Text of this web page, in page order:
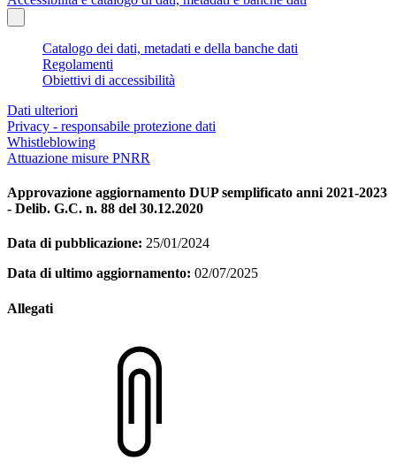
Catalogo dei dati, metadati e della banche dati
Regolamenti
Obiettivi di accessibilità
Dati ulteriori
Privacy - responsabile protezione dati
Whistleblowing
Attuazione misure PNRR
Approvazione aggiornamento DUP semplificato anni 2021-2023
- Delib. G.C. n. 88 del 30.12.2020
Data di pubblicazione: 25/01/2024
Data di ultimo aggiornamento: 02/07/2025
Allegati